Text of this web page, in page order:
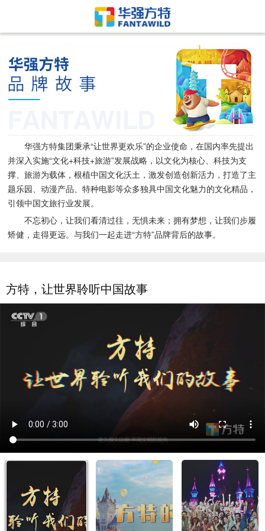
华强方特集团秉承“让世界更欢乐”的企业使命，在国内率先提出
并深入实施“文化+科技+旅游”发展战略，以文化为核心、科技为支
撑、旅游为载体，根植中国文化沃土，激发创造创新活力，打造了主
题乐园、动漫产品、特种电影等众多独具中国文化魅力的文化精品，
引领中国文旅行业发展。
不忘初心，让我们看清过往，无惧未来；拥有梦想，让我们步履
矫健，走得更远。与我们一起走进“方特”品牌背后的故事。
方特，让世界聆听中国故事